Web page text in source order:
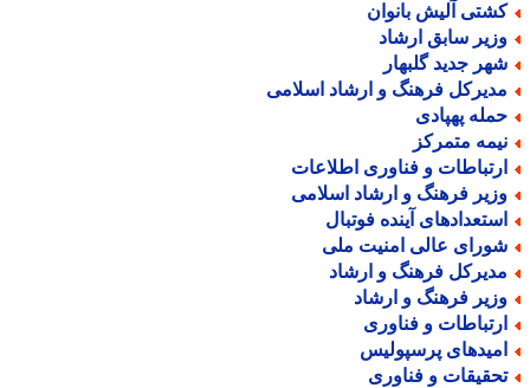
آلیش بانوان
سابق ارشاد
جدید گلبهار
فرهنگ و ارشاد اسلامی
پهپادی
متمرکز
و فناوری اطلاعات
فرهنگ و ارشاد اسلامی
آینده فوتبال
عالی امنیت ملی
فرهنگ و ارشاد
فرهنگ و ارشاد
و فناوری
پرسپولیس
و فناوری